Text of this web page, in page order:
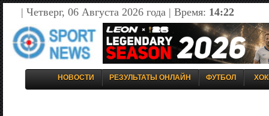
| Четверг, 06 Августа 2026 года | Время: 14:22
НОВОСТИ РЕЗУЛЬТАТЫ ОНЛАЙН ФУТБОЛ